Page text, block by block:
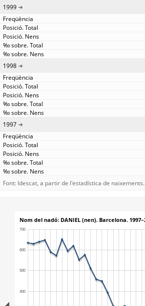
1999
1998
1997
Font: Idescat, a partir de l'estadística de naixements.